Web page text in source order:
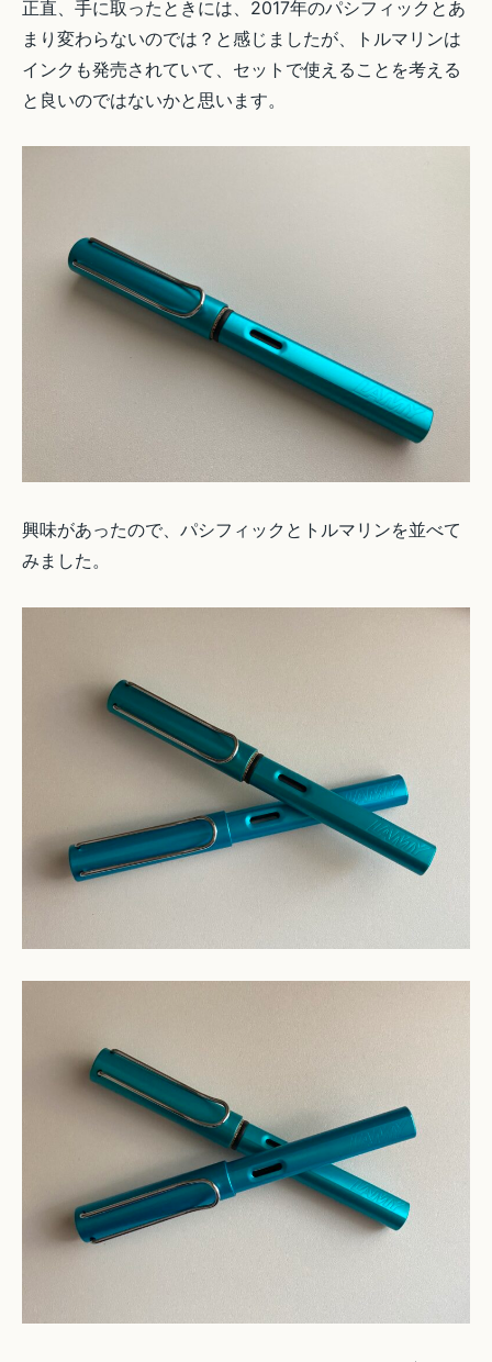
正直、手に取ったときには、2017年のパシフィックとあ
まり変わらないのでは？と感じましたが、トルマリンは
インクも発売されていて、セットで使えることを考える
と良いのではないかと思います。
興味があったので、パシフィックとトルマリンを並べて
みました。